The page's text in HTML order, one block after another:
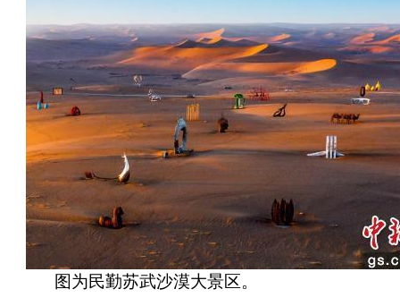
图为民勤苏武沙漠大景区。